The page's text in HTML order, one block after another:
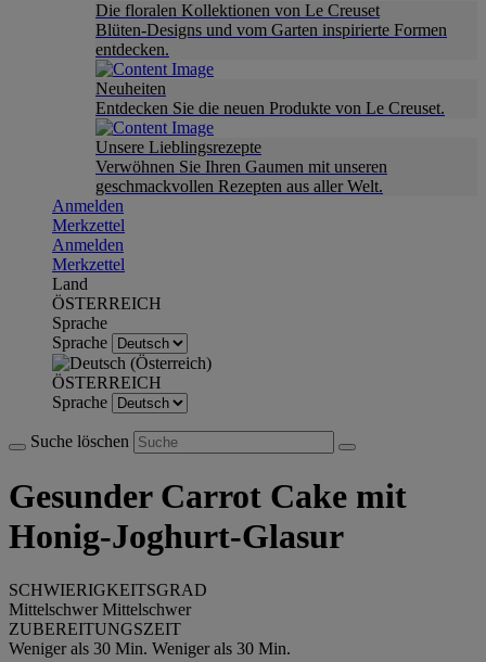
Die floralen Kollektionen von Le Creuset
Blüten-Designs und vom Garten inspirierte Formen
entdecken.
Neuheiten
Entdecken Sie die neuen Produkte von Le Creuset.
Unsere Lieblingsrezepte
Verwöhnen Sie Ihren Gaumen mit unseren
geschmackvollen Rezepten aus aller Welt.
Anmelden
Merkzettel
Anmelden
Merkzettel
Land
ÖSTERREICH
Sprache
Sprache
ÖSTERREICH
Sprache
Suche löschen
Gesunder Carrot Cake mit
Honig-Joghurt-Glasur
SCHWIERIGKEITSGRAD
Mittelschwer Mittelschwer
ZUBEREITUNGSZEIT
Weniger als 30 Min. Weniger als 30 Min.